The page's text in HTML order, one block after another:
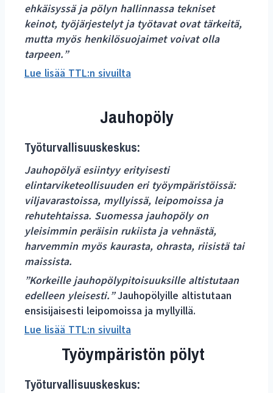
ehkäisyssä ja pölyn hallinnassa tekniset
keinot, työjärjestelyt ja työtavat ovat tärkeitä,
mutta myös henkilösuojaimet voivat olla
tarpeen.”
Lue lisää TTL:n sivuilta
Jauhopöly
Työturvallisuuskeskus:
Jauhopölyä esiintyy erityisesti
elintarviketeollisuuden eri työympäristöissä:
viljavarastoissa, myllyissä, leipomoissa ja
rehutehtaissa. Suomessa jauhopöly on
yleisimmin peräisin rukiista ja vehnästä,
harvemmin myös kaurasta, ohrasta, riisistä tai
maissista.
”Korkeille jauhopölypitoisuuksille altistutaan
edelleen yleisesti.” Jauhopölyille altistutaan
ensisijaisesti leipomoissa ja myllyillä.
Lue lisää TTL:n sivuilta
Työympäristön pölyt
Työturvallisuuskeskus: